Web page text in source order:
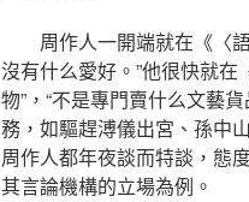
周作人一開端就在《〈
沒有什么愛好。”他很快就
物”，“不是專門賣什么文藝
務，如驅趕溥儀出宮、孫中
周作人都年夜談而特談，態
其言論機構的立場為例。